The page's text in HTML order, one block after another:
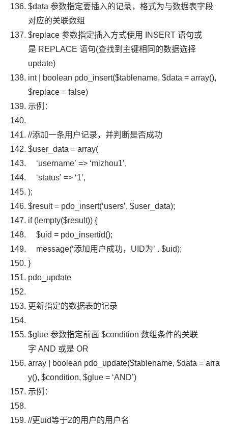
$data 参数指定要插入的记录，格式为与数据表字段
对应的关联数组
$replace 参数指定插入方式使用 INSERT 语句或
是 REPLACE 语句(查找到主键相同的数据选择
update)
int
boolean pdo_insert($tablename, $data = array(),
$replace = false)
示例：
//添加一条用户记录，并判断是否成功
$user_data = array(
‘username’ => ‘mizhou1’,
‘status’ => ‘1’,
);
$result= pdo_insert(‘users’, $user_data);
if (!empty($result)) {
$uid = pdo_insertid();
message(‘添加用户成功，UID为’ . $uid);
}
pdo_update
更新指定的数据表的记录
$glue 参数指定前面 $condition 数组条件的关联
字 AND 或是 OR
array
boolean pdo_update($tablename, $data = arra
y(), $condition, $glue = ‘AND’)
示例：
//更uid等于2的用户的用户名